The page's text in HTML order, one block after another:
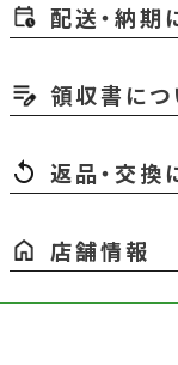
配送・納期
領収書につ
返品・交換
店舗情報